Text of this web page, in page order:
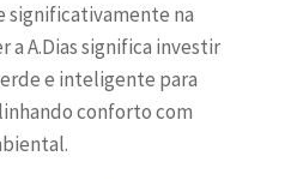
significativamente na
a A.Dias significa investir
e inteligente para
conforto com